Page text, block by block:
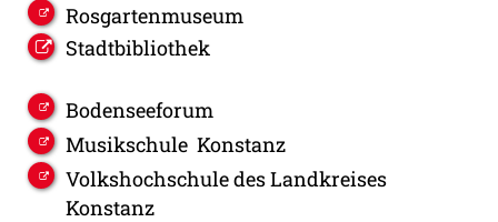
Rosgartenmuseum
Stadtbibliothek
Bodenseeforum
Musikschule Konstanz
Volkshochschule des Landkreises
Konstanz